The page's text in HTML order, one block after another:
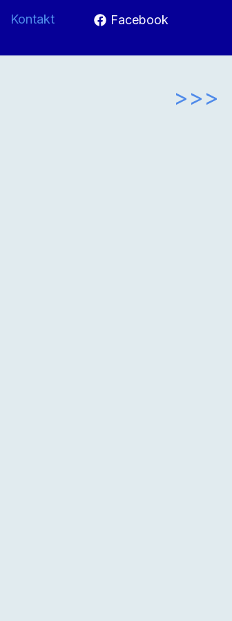
Kontakt
Facebook
>>>